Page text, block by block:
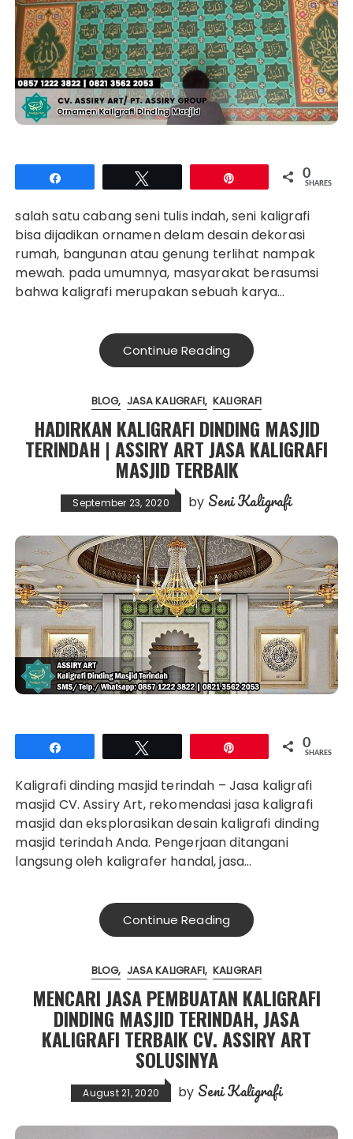
0
SHARES
salah satu cabang seni tulis indah, seni kaligrafi
bisa dijadikan ornamen delam desain dekorasi
rumah, bangunan atau genung terlihat nampak
mewah. pada umumnya, masyarakat berasumsi
bahwa kaligrafi merupakan sebuah karya…
Continue Reading
BLOG JASA KALIGRAFI KALIGRAFI
HADIRKAN KALIGRAFI DINDING MASJID
TERINDAH | ASSIRY ART JASA KALIGRAFI
MASJID TERBAIK
September 23, 2020 by Seni Kaligrafi
0
SHARES
Kaligrafi dinding masjid terindah – Jasa kaligrafi
masjid CV. Assiry Art, rekomendasi jasa kaligrafi
masjid dan eksplorasikan desain kaligrafi dinding
masjid terindah Anda. Pengerjaan ditangani
langsung oleh kaligrafer handal, jasa…
Continue Reading
BLOG JASA KALIGRAFI KALIGRAFI
MENCARI JASA PEMBUATAN KALIGRAFI
DINDING MASJID TERINDAH, JASA
KALIGRAFI TERBAIK CV. ASSIRY ART
SOLUSINYA
August 21, 2020 by Seni Kaligrafi